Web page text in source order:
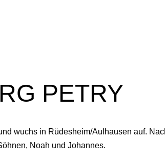
PETRY
wuchs in Rüdesheim/Aulhausen auf.
Noah und Johannes.